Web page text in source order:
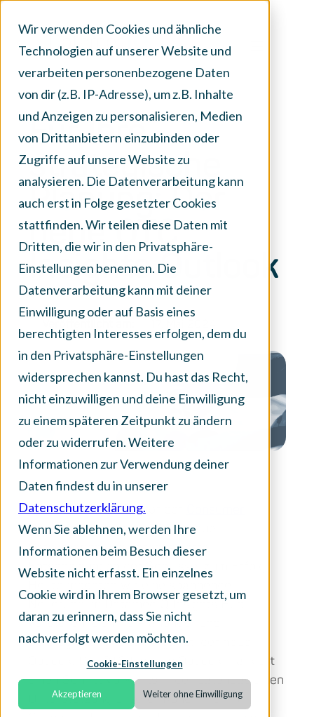
Wir verwenden Cookies und ähnliche
Technologien auf unserer Website und
verarbeiten personenbezogene Daten
von dir (z.B. IP-Adresse), um z.B. Inhalte
und Anzeigen zu personalisieren, Medien
von Drittanbietern einzubinden oder
Zugriffe auf unsere Website zu
analysieren. Die Datenverarbeitung kann
auch erst in Folge gesetzter Cookies
stattfinden. Wir teilen diese Daten mit
Dritten, die wir in den Privatsphäre-
Einstellungen benennen. Die
Datenverarbeitung kann mit deiner
Einwilligung oder auf Basis eines
berechtigten Interesses erfolgen, dem du
in den Privatsphäre-Einstellungen
widersprechen kannst. Du hast das Recht,
nicht einzuwilligen und deine Einwilligung
zu einem späteren Zeitpunkt zu ändern
oder zu widerrufen. Weitere
Informationen zur Verwendung deiner
Daten findest du in unserer
Datenschutzerklärung.
Wenn Sie ablehnen, werden Ihre
Informationen beim Besuch dieser
Website nicht erfasst. Ein einzelnes
Cookie wird in Ihrem Browser gesetzt, um
daran zu erinnern, dass Sie nicht
nachverfolgt werden möchten.
Cookie-Einstellungen
Akzeptieren Weiter ohne Einwilligung
Für Ihre
strategische
Planung: Der
neue OTC
Insights Outlook
Im wachsenden Sektor der
HealthcareBranche sind genaue
Vorhersagen und datenbasierte
Entscheidungen der Schlüssel zum Erfolg.
Neuerung im DatamedIQ Insights Hub
vorstellen, die Ihre Planungs- und
Strategiefähigkeiten ergänzt: der neue
Outlook. Der OTC Insights Outlook markiert
einen Schritt vorwärts in der datenbasierten
Unterstützung unserer Kund*innen im